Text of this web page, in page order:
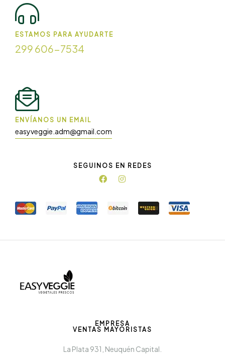
ESTAMOS PARA AYUDARTE
299 606-7534
ENVÍANOS UN EMAIL
easyveggie.adm@gmail.com
SEGUINOS EN REDES
EMPRESA
VENTAS MAYORISTAS
La Plata 931, Neuquén Capital.